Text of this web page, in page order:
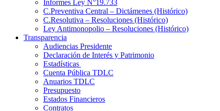
Informes Ley N°19.733
C.Preventiva Central – Dictámenes (Histórico)
C.Resolutiva – Resoluciones (Histórico)
Ley Antimonopolio – Resoluciones (Histórico)
Transparencia
Audiencias Presidente
Declaración de Interés y Patrimonio
Estadísticas
Cuenta Pública TDLC
Anuarios TDLC
Presupuesto
Estados Financieros
Contratos